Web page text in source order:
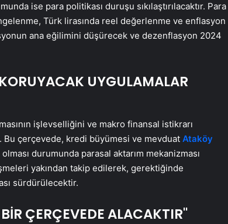
ise para politikası duruşu sıkılaştırılacaktır. Para
Türk lirasında reel değerlenme ve enflasyon
ana eğilimini düşürecek ve dezenflasyon 2024
UYGULAMALAR
işlevselliğini ve makro finansal istikrarı
çerçevede, kredi büyümesi ve mevduat Ataköy
durumunda parasal aktarım mekanizması
yakından takip edilerek, gerektiğinde
sürdürülecektir.
ÇERÇEVEDE ALACAKTIR"
Ortopodoloji İle Diyabetik Ayak
Yarası Tedavisi
Nasılnedir.com